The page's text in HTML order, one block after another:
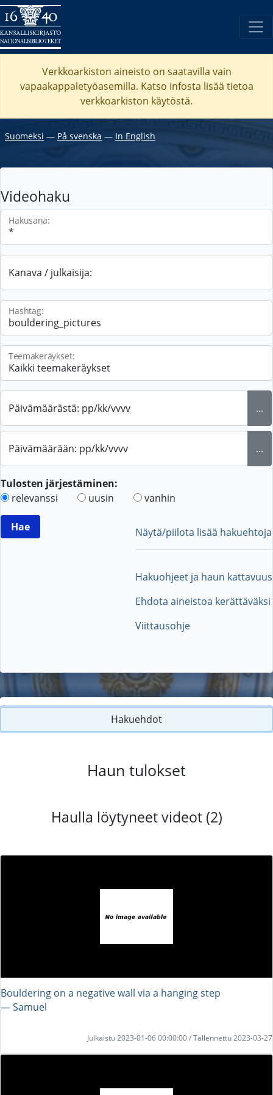
Verkkoarkiston aineisto on saatavilla vain
vapaakappaletyöasemilla. Katso infosta lisää tietoa
verkkoarkiston käytöstä.
Suomeksi ― På svenska ― In English
Videohaku
Hakusana:
Kanava / julkaisija:
Hashtag:
Teemakeräykset:
Päivämäärästä: pp/kk/vvvv ...
Päivämäärään: pp/kk/vvvv ...
Tulosten järjestäminen:
relevanssi
uusin vanhin
Näytä/piilota lisää hakuehtoja
Hakuohjeet ja haun kattavuus
Ehdota aineistoa kerättäväksi
Viittausohje
Hakuehdot
Haun tulokset
Haulla löytyneet videot (2)
Bouldering on a negative wall via a hanging step
― Samuel
Julkaistu 2023-01-06 00:00:00 / Tallennettu 2023-03-27